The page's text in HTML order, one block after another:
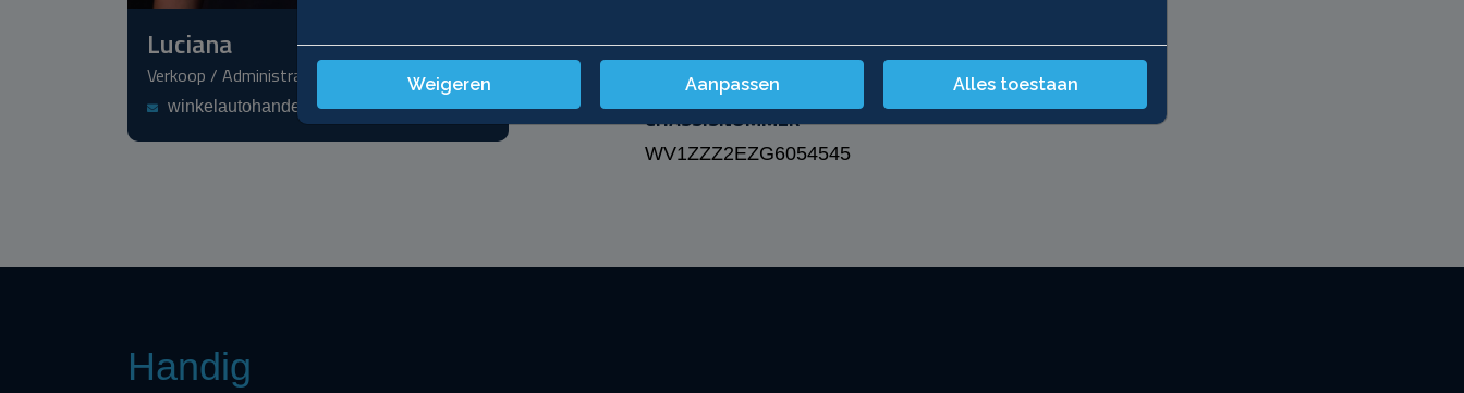
Luciana
Verkoop / Administratie
winkelautohandel@gmail.com CHASSISNUMMER
WV1ZZZ2EZG6054545
Handig
Weigeren Aanpassen Alles toestaan